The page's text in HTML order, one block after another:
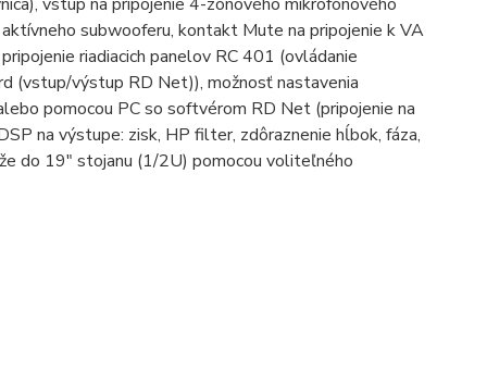
subwooferu, kontakt Mute na pripojenie k VA
riadiacich panelov RC 401 (ovládanie
(vstup/výstup RD Net)), možnosť nastavenia
pomocou PC so softvérom RD Net (pripojenie na
na výstupe: zisk, HP filter, zdôraznenie hĺbok, fáza,
do 19" stojanu (1/2U) pomocou voliteľného